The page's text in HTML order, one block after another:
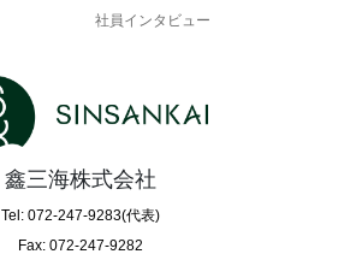
鑫三海株式会社
Tel: 072-247-9283(代表)
Fax: 072-247-9282
社員インタビュー